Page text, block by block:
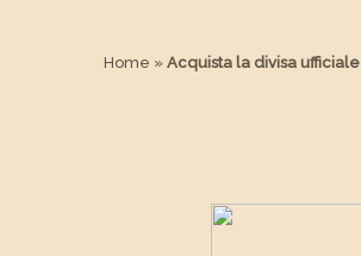
Home » Acquista la divisa